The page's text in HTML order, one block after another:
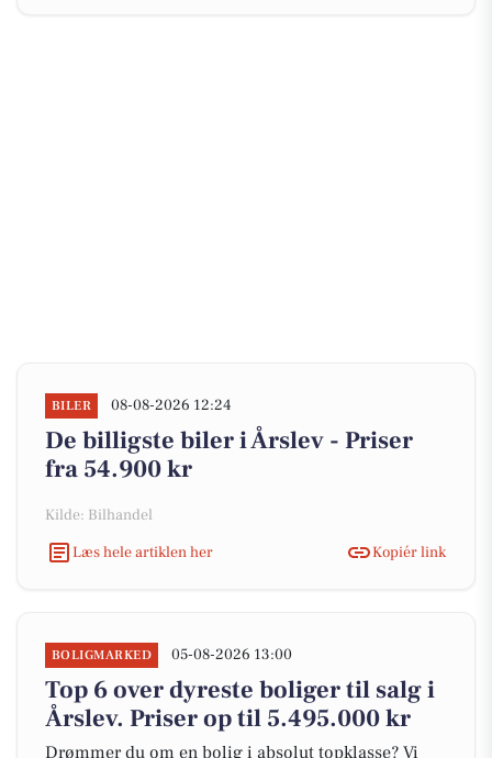
BILER 08-08-2026 12:24
De billigste biler i Årslev - Priser
fra 54.900 kr
Kilde: Bilhandel
Læs hele artiklen her
Kopiér link
BOLIGMARKED 05-08-2026 13:00
Top 6 over dyreste boliger til salg i
Årslev. Priser op til 5.495.000 kr
Drømmer du om en bolig i absolut topklasse? Vi